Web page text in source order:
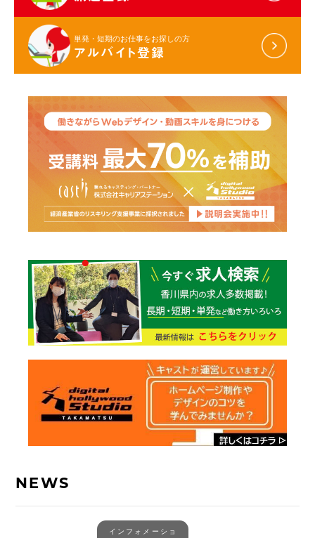
単発・短期のお仕事をお探しの方
アルバイト登録
NEWS
インフォメーショ